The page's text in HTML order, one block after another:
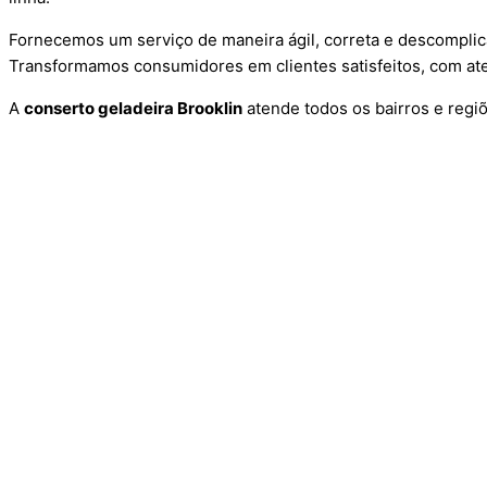
Fornecemos um serviço de maneira ágil, correta e
Transformamos consumidores em clientes satisfeitos, com
A conserto geladeira Brooklin atende todos os bairros e